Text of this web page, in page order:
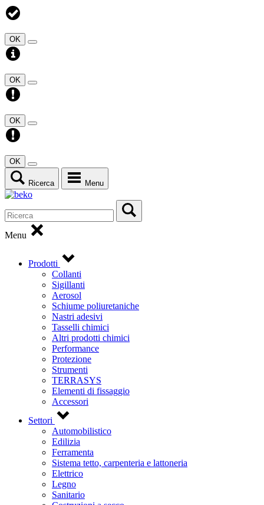
OK
OK
OK
OK
Ricerca Menu
Menu
Prodotti
Collanti
Sigillanti
Aerosol
Schiume poliuretaniche
Nastri adesivi
Tasselli chimici
Altri prodotti chimici
Performance
Protezione
Strumenti
TERRASYS
Elementi di fissaggio
Accessori
Settori
Automobilistico
Edilizia
Ferramenta
Sistema tetto, carpenteria e lattoneria
Elettrico
Legno
Sanitario